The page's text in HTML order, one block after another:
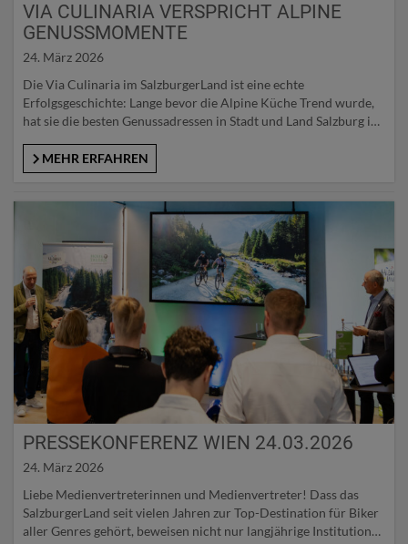
VIA CULINARIA VERSPRICHT ALPINE
GENUSSMOMENTE
24. März 2026
Die Via Culinaria im SalzburgerLand ist eine echte
Erfolgsgeschichte: Lange bevor die Alpine Küche Trend wurde,
hat sie die besten Genussadressen in Stadt und Land Salzburg in
ausgewählte Betriebe, die allesamt nach den Prinzipien der
Alpinen Küche – Nachhaltigkeit, Regionalität, Saisonalität und
MEHR ERFAHREN
PRESSEKONFERENZ WIEN 24.03.2026
24. März 2026
Liebe Medienvertreterinnen und Medienvertreter! Dass das
SalzburgerLand seit vielen Jahren zur Top-Destination für Biker
aller Genres gehört, beweisen nicht nur langjährige Institutionen